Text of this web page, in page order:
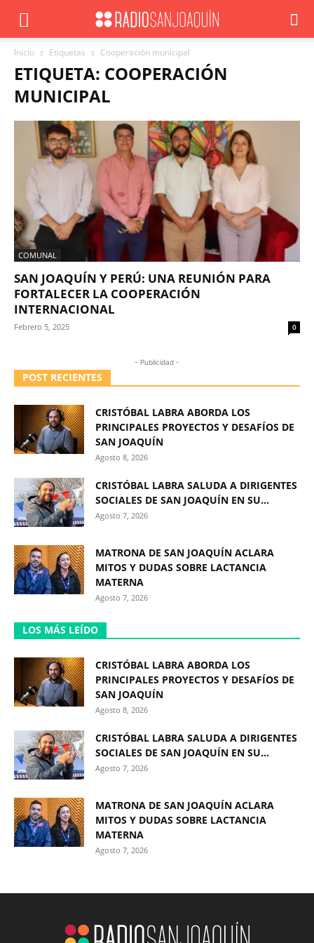
Inicio Etiquetas Cooperación municipal
ETIQUETA: COOPERACIÓN
MUNICIPAL
COMUNAL
SAN JOAQUÍN Y PERÚ: UNA REUNIÓN PARA
FORTALECER LA COOPERACIÓN
INTERNACIONAL
Febrero 5, 2025 0
- Publicidad -
POST RECIENTES
CRISTÓBAL LABRA ABORDA LOS
PRINCIPALES PROYECTOS Y DESAFÍOS DE
SAN JOAQUÍN
Agosto 8, 2026
CRISTÓBAL LABRA SALUDA A DIRIGENTES
SOCIALES DE SAN JOAQUÍN EN SU...
Agosto 7, 2026
MATRONA DE SAN JOAQUÍN ACLARA
MITOS Y DUDAS SOBRE LACTANCIA
MATERNA
Agosto 7, 2026
LOS MÁS LEÍDO
CRISTÓBAL LABRA ABORDA LOS
PRINCIPALES PROYECTOS Y DESAFÍOS DE
SAN JOAQUÍN
Agosto 8, 2026
CRISTÓBAL LABRA SALUDA A DIRIGENTES
SOCIALES DE SAN JOAQUÍN EN SU...
Agosto 7, 2026
MATRONA DE SAN JOAQUÍN ACLARA
MITOS Y DUDAS SOBRE LACTANCIA
MATERNA
Agosto 7, 2026